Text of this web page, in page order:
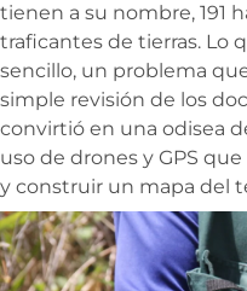
tienen a su nombre, 191
traficantes de tierras. Lo
sencillo, un problema
simple revisión de los
convirtió en una odisea
uso de drones y GPS
y construir un mapa del